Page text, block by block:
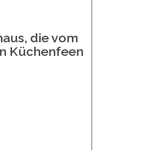
die vom
Küchenfeen